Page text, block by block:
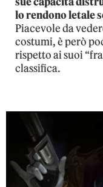
lo rendono letale
Piacevole da
costumi, è però
rispetto ai suoi
classifica.